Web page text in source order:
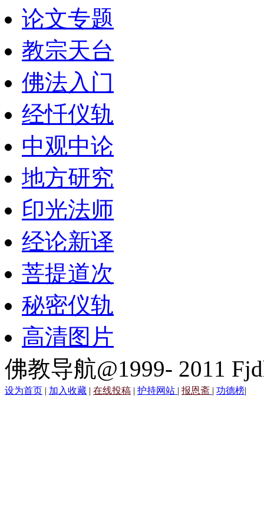
论文专题
教宗天台
佛法入门
经忏仪轨
中观中论
地方研究
印光法师
经论新译
菩提道次
秘密仪轨
高清图片
佛教导航@1999- 2011
设为首页 | 加入收藏 | 在线投稿 | 护持网站 | 报恩斋 | 功德榜|